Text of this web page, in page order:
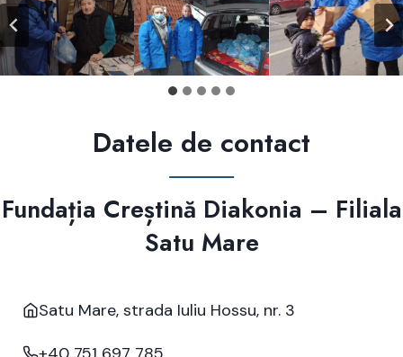
Datele de contact
Fundația Creștină Diakonia – Filiala
Satu Mare
Satu Mare, strada Iuliu Hossu, nr. 3